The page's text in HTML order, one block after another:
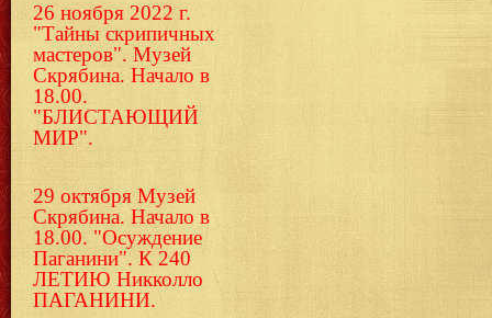
26 ноября 2022 г.
"Тайны скрипичных
мастеров". Музей
Скрябина. Начало в
18.00.
"БЛИСТАЮЩИЙ
МИР".
29 октября Музей
Скрябина. Начало в
18.00. "Осуждение
Паганини". К 240
ЛЕТИЮ Никколло
ПАГАНИНИ.